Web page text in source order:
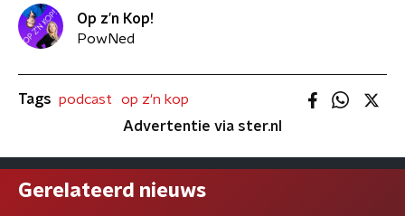
Op z’n Kop!
PowNed
Tags podcast
op z'n kop
Advertentie via ster.nl
Gerelateerd nieuws